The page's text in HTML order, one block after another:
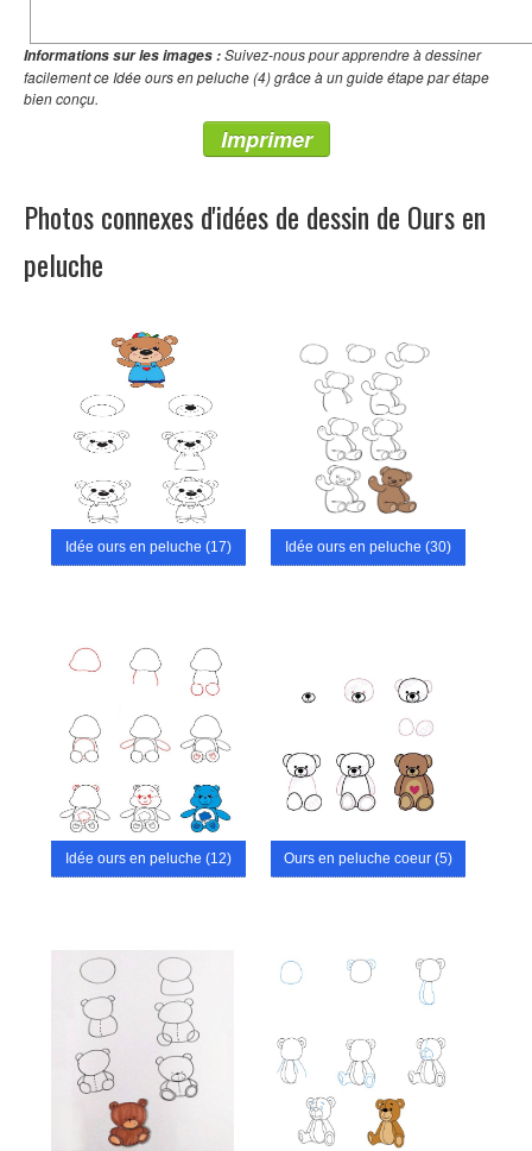
Informations sur les images :Suivez-nous pour apprendre à dessiner
facilement ce Idée ours en peluche (4) grâce à un guide étape par étape
bien conçu.
Imprimer
Photos connexes d'idées de dessin de Ours en
peluche
Idée ours en peluche (17) Idée ours en peluche (30)
Idée ours en peluche (12) Ours en peluche coeur (5)